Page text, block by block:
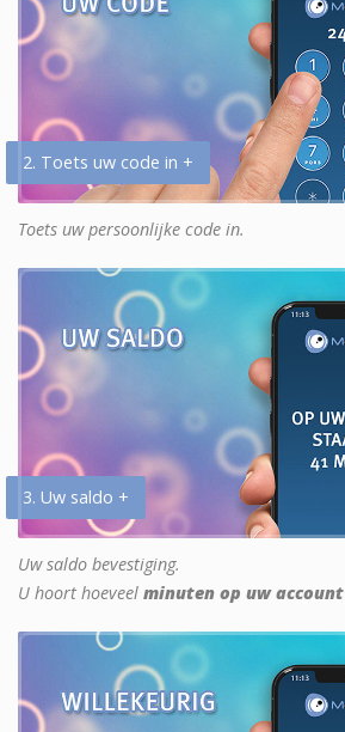
2. Toets uw code in +
Toets uw persoonlijke code in.
3. Uw saldo +
Uw saldo bevestiging.
U hoort hoeveel minuten op uw account